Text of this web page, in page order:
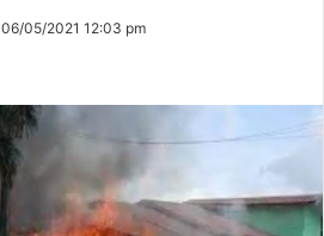
06/05/2021 12:03 pm